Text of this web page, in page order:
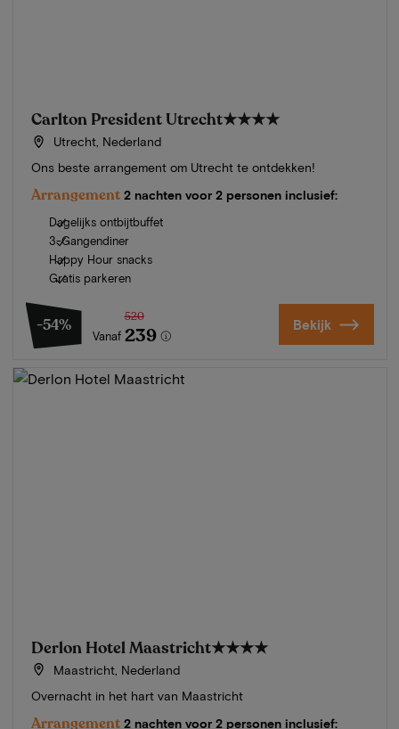
Carlton President Utrecht★★★★
Utrecht, Nederland
Ons beste arrangement om Utrecht te ontdekken!
Arrangement 2 nachten voor 2 personen inclusief:
Dagelijks ontbijtbuffet
3-Gangendiner
Happy Hour snacks
Gratis parkeren
-54%
Vanaf
520
239 Bekijk
Derlon Hotel Maastricht★★★★
Maastricht, Nederland
Overnacht in het hart van Maastricht
Arrangement 2 nachten voor 2 personen inclusief: